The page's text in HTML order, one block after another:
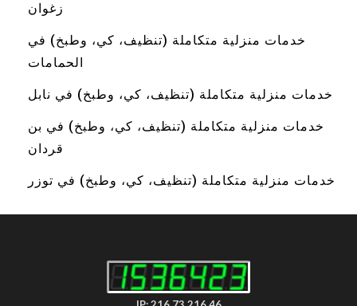
زغوان
خدمات منزلية متكاملة (تنظيف، كي، وطبخ) في
الحمامات
خدمات منزلية متكاملة (تنظيف، كي، وطبخ) في نابل
خدمات منزلية متكاملة (تنظيف، كي، وطبخ) في بن
قردان
خدمات منزلية متكاملة (تنظيف، كي، وطبخ) في توزر